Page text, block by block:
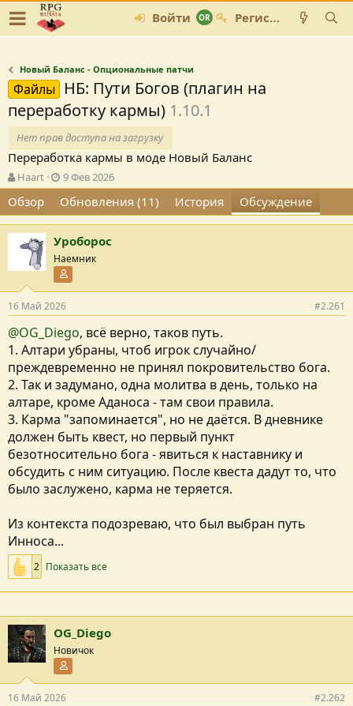
Войти Регистрация
Новый Баланс - Опциональные патчи
Файлы
НБ: Пути Богов (плагин на
переработку кармы) 1.10.1
Нет прав доступа на загрузку
Переработка кармы в моде Новый Баланс
А
в
т
о
р
т
ы
Haart
Д
а
т
а
о
з
д
а
н
и
я
9 Фев 2026
Обзор Обновления (11) История Обсуждение
Уроборос
Наемник
16 Май 2026 #2.261
@OG_Diego, всё верно, таков путь.
1. Алтари убраны, чтоб игрок случайно/
преждевременно не принял покровительство бога.
2. Так и задумано, одна молитва в день, только на
алтаре, кроме Аданоса - там свои правила.
3. Карма "запоминается", но не даётся. В дневнике
должен быть квест, но первый пункт
безотносительно бога - явиться к наставнику и
обсудить с ним ситуацию. После квеста дадут то, что
было заслужено, карма не теряется.
Из контекста подозреваю, что был выбран путь
Инноса...
2 Показать все
OG_Diego
Новичок
16 Май 2026 #2.262